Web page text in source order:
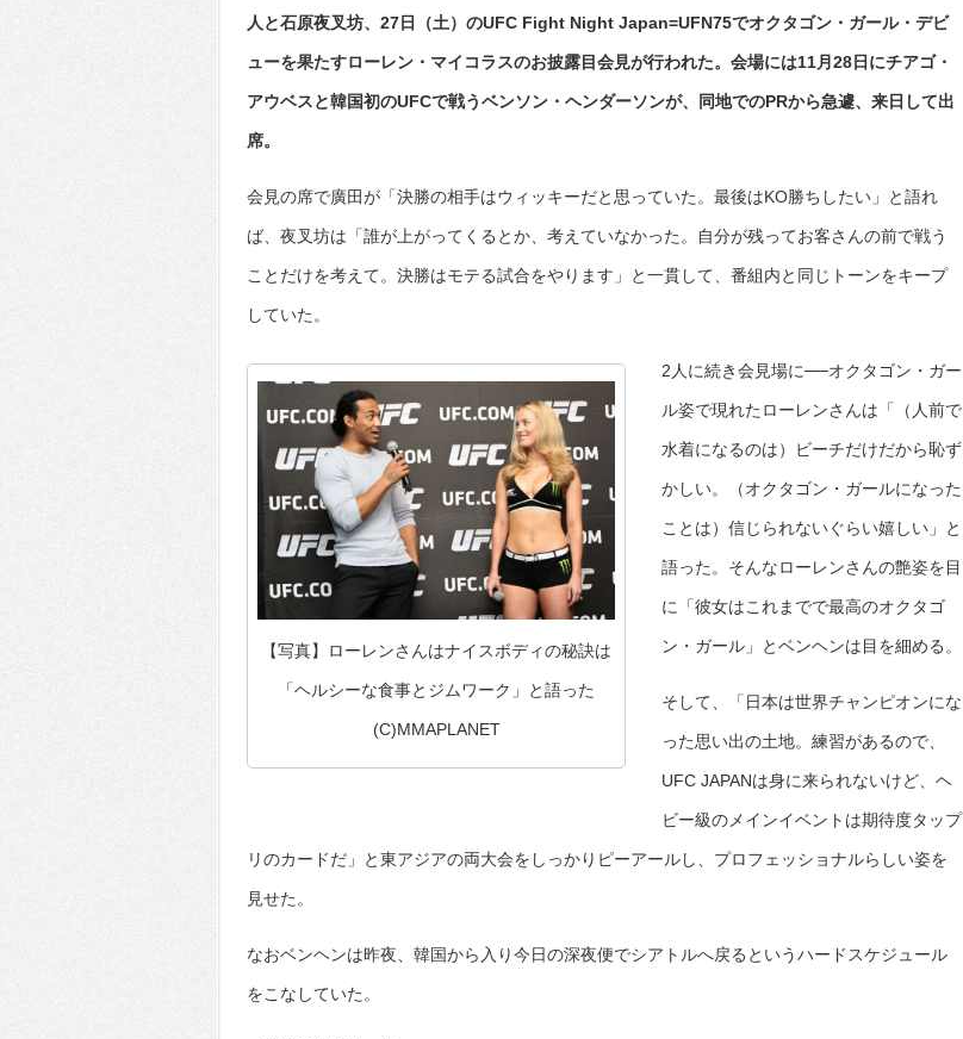
人と石原夜叉坊、27日（土）のUFC Fight Night Japan=UFN75でオクタゴン・ガール・デビ
ューを果たすローレン・マイコラスのお披露目会見が行われた。会場には11月28日にチアゴ・
アウベスと韓国初のUFCで戦うベンソン・ヘンダーソンが、同地でのPRから急遽、来日して出
席。
会見の席で廣田が「決勝の相手はウィッキーだと思っていた。最後はKO勝ちしたい」と語れ
ば、夜叉坊は「誰が上がってくるとか、考えていなかった。自分が残ってお客さんの前で戦う
ことだけを考えて。決勝はモテる試合をやります」と一貫して、番組内と同じトーンをキープ
していた。
【写真】ローレンさんはナイスボディの秘訣は
「ヘルシーな食事とジムワーク」と語った
(C)MMAPLANET
2人に続き会見場に──オクタゴン・ガー
ル姿で現れたローレンさんは「（人前で
水着になるのは）ビーチだけだから恥ず
かしい。（オクタゴン・ガールになった
ことは）信じられないぐらい嬉しい」と
語った。そんなローレンさんの艶姿を目
に「彼女はこれまでで最高のオクタゴ
ン・ガール」とベンヘンは目を細める。
そして、「日本は世界チャンピオンにな
った思い出の土地。練習があるので、
UFC JAPANは身に来られないけど、ヘ
ビー級のメインイベントは期待度タップ
リのカードだ」と東アジアの両大会をしっかりピーアールし、プロフェッショナルらしい姿を
見せた。
なおベンヘンは昨夜、韓国から入り今日の深夜便でシアトルへ戻るというハードスケジュール
をこなしていた。